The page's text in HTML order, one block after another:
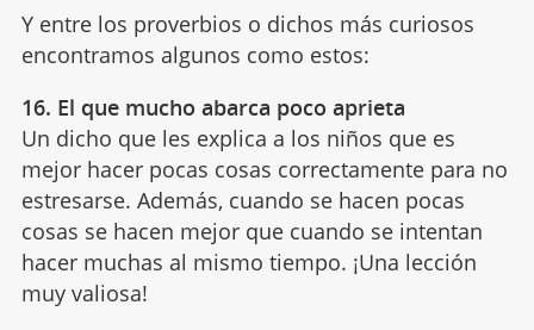
Y entre los proverbios o dichos más curiosos
encontramos algunos como estos:
16. El que mucho abarca poco aprieta
Un dicho que les explica a los niños que es
mejor hacer pocas cosas correctamente para no
estresarse. Además, cuando se hacen pocas
cosas se hacen mejor que cuando se intentan
hacer muchas al mismo tiempo. ¡Una lección
muy valiosa!